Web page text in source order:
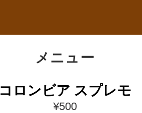
メニュー
コロンビア スプレモ
¥500